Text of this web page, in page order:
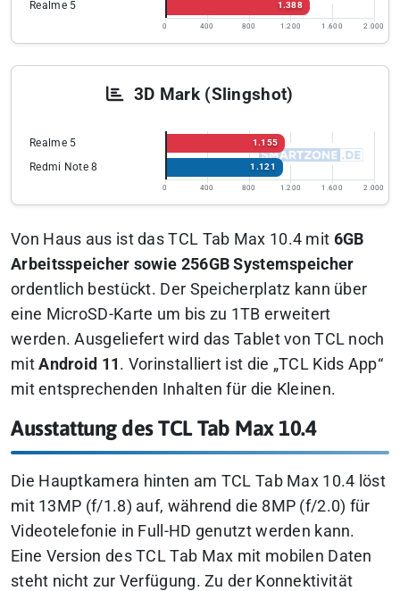
Realme 5 1.388
0 400 800 1.200 1.600 2.000
3D Mark (Slingshot)
Realme 5 1.155
Redmi Note 8 1.121
0 400 800 1.200 1.600 2.000
Von Haus aus ist das TCL Tab Max 10.4 mit 6GB
Arbeitsspeicher sowie 256GB Systemspeicher
ordentlich bestückt. Der Speicherplatz kann über
eine MicroSD-Karte um bis zu 1TB erweitert
werden. Ausgeliefert wird das Tablet von TCL noch
mitAndroid 11 . Vorinstalliert ist die „TCL Kids App“
mit entsprechenden Inhalten für die Kleinen.
Ausstattung des TCL Tab Max 10.4
Die Hauptkamera hinten am TCL Tab Max 10.4 löst
mit 13MP (f/1.8) auf, während die 8MP (f/2.0) für
Videotelefonie in Full-HD genutzt werden kann.
Eine Version des TCL Tab Max mit mobilen Daten
steht nicht zur Verfügung. Zu der Konnektivität